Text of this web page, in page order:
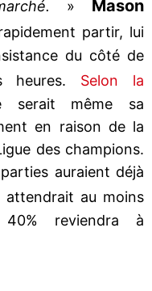
» Mason
partir, lui
du côté de
heures. Selon la
serait même sa
en raison de la
des champions.
auraient déjà
au moins
reviendra à